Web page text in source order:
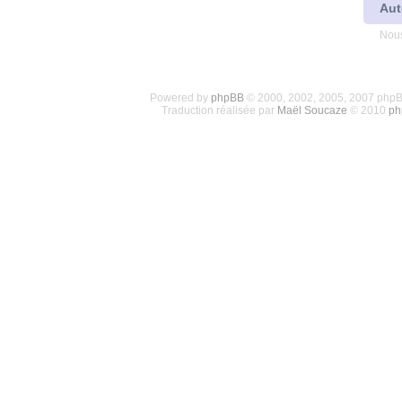
Powered by phpBB© 2000, 2002, 2005, 2007
Traduction réalisée par Maël Soucaze © 2010